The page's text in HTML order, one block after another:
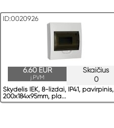
ID:0020926
Skaičius
0
6.60 EUR
į.PVM
Skydelis IEK, 8-lizdai, IP41, pavirрinis,
200x184x95mm, pla...